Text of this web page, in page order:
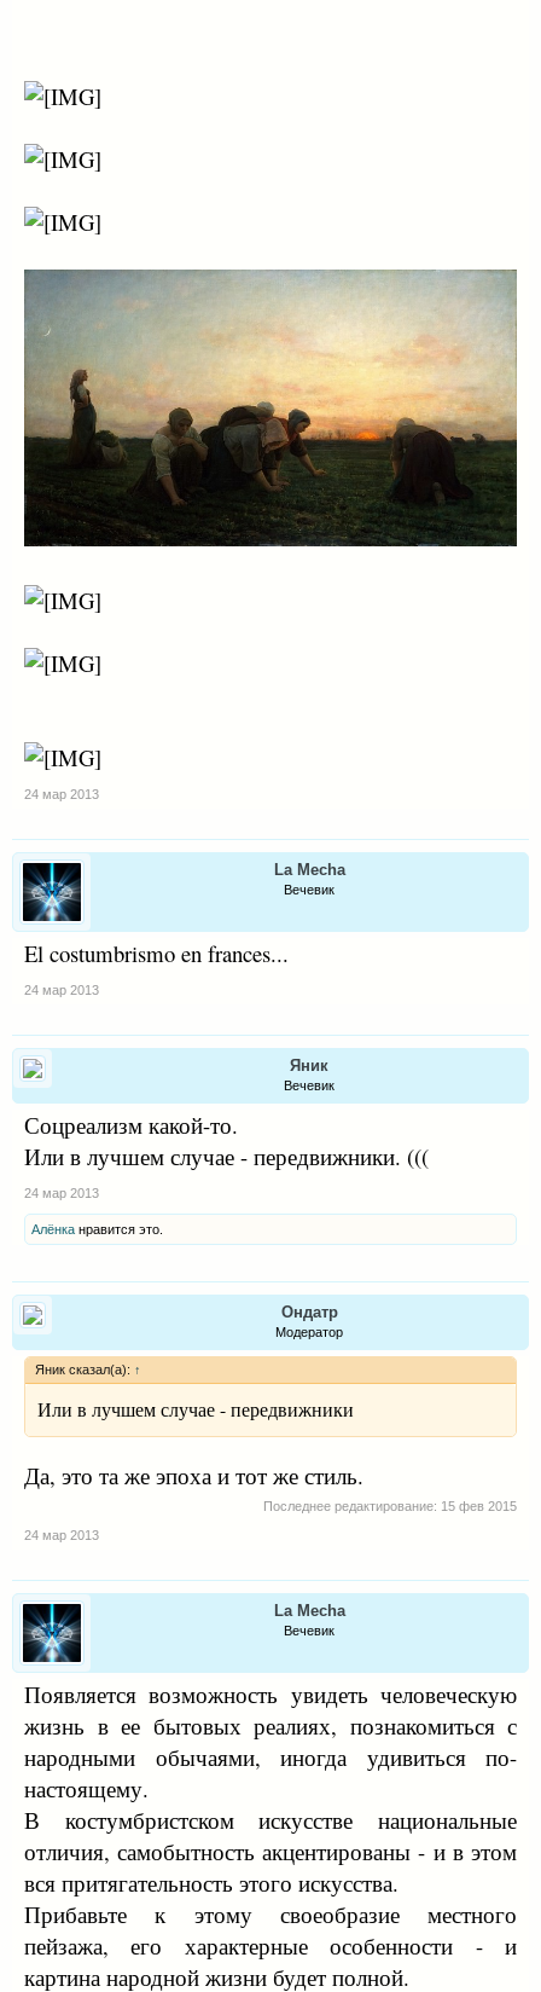
24 мар 2013
La Mecha
Вечевик
El costumbrismo en frances...
24 мар 2013
Яник
Вечевик
Соцреализм какой-то.
Или в лучшем случае - передвижники. (((
24 мар 2013
Алёнка нравится это.
Ондатр
Модератор
Яник сказал(а): ↑
Или в лучшем случае - передвижники
Да, это та же эпоха и тот же стиль.
Последнее редактирование: 15 фев 2015
24 мар 2013
La Mecha
Вечевик
Появляется возможность увидеть человеческую
жизнь в ее бытовых реалиях, познакомиться с
народными обычаями, иногда удивиться по-
настоящему.
В костумбристском искусстве национальные
отличия, самобытность акцентированы - и в этом
вся притягательность этого искусства.
Прибавьте к этому своеобразие местного
пейзажа, его характерные особенности - и
картина народной жизни будет полной.